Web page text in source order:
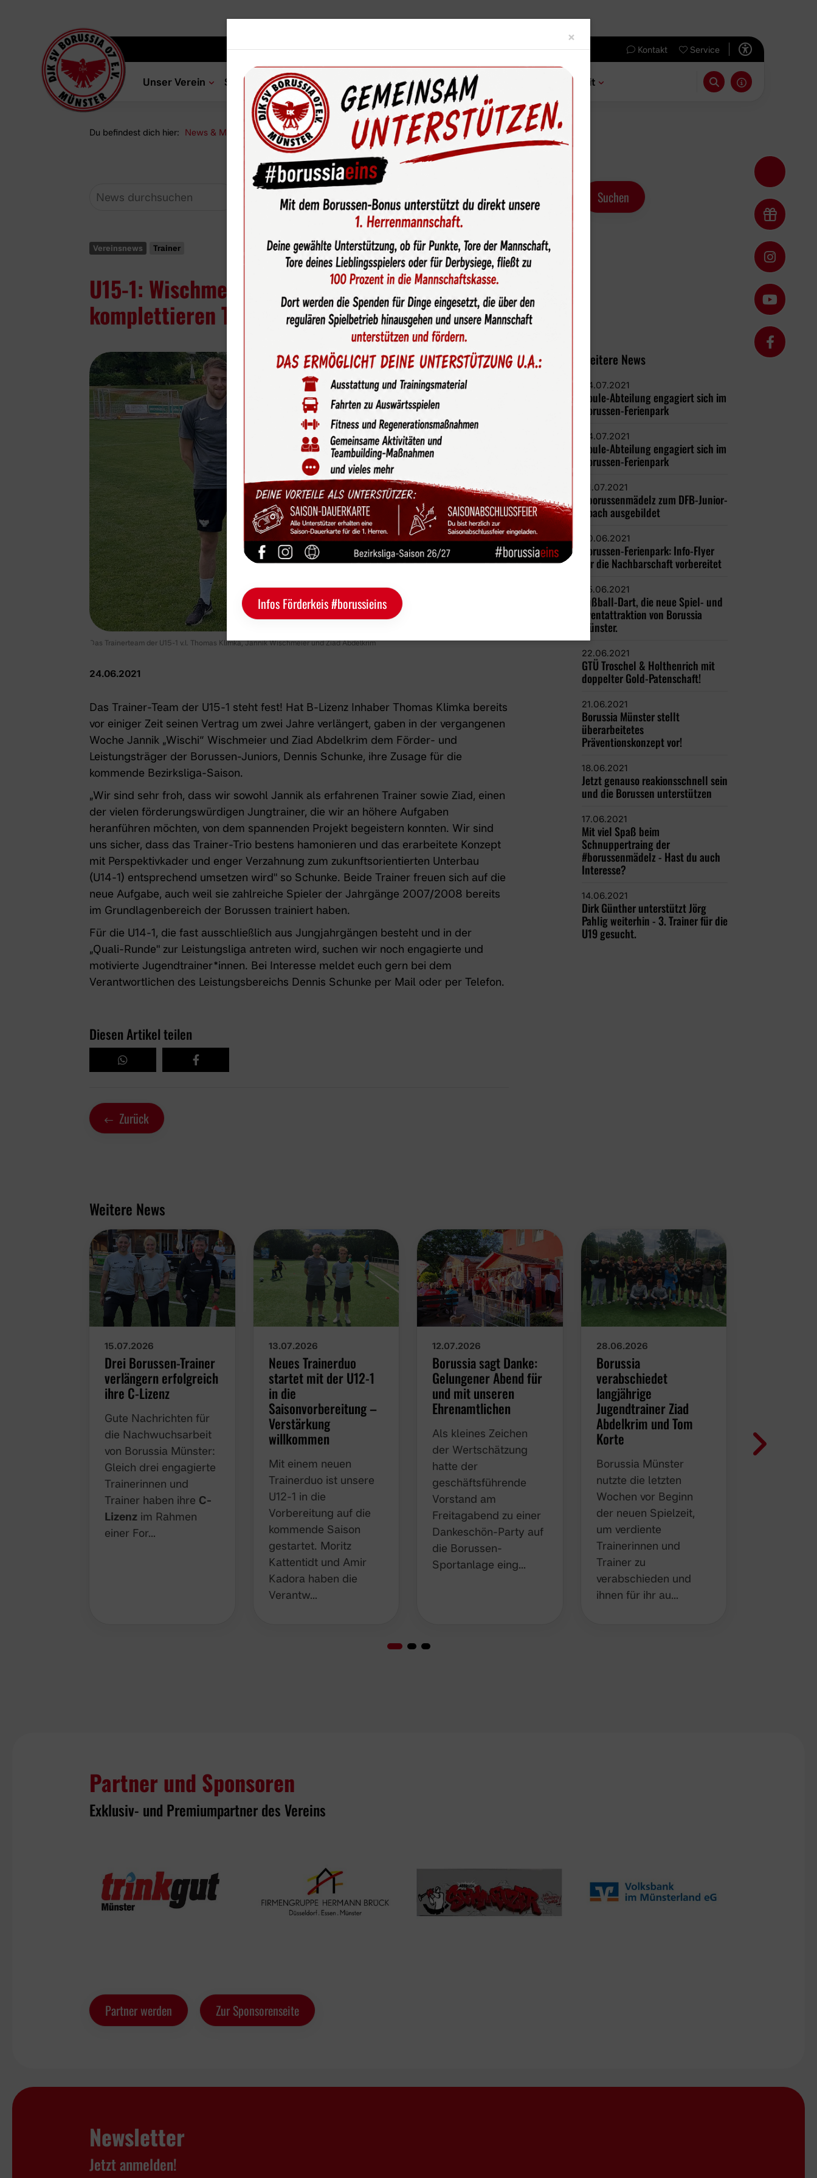
Kontakt Service
Unser Verein Sportangebot News & Media Service Sponsoren Fun & Freizeit
Du befindest dich hier: News & Media Newsroom U15-1: Wischmeier und Abdelkrim komplettieren Trainer-Team
Vereinsnews Trainer
U15-1: Wischmeier und Abdelkrim
komplettieren Trainer-Team
Das Trainerteam der U15-1 v.l. Thomas Klimka, Jannik Wischmeier und Ziad Abdelkrim
24.06.2021
Das Trainer-Team der U15-1 steht fest! Hat B-Lizenz Inhaber Thomas Klimka bereits
vor einiger Zeit seinen Vertrag um zwei Jahre verlängert, gaben in der vergangenen
Woche Jannik „Wischi“ Wischmeier und Ziad Abdelkrim dem Förder- und
Leistungsträger der Borussen-Juniors, Dennis Schunke, ihre Zusage für die
kommende Bezirksliga-Saison.
„Wir sind sehr froh, dass wir sowohl Jannik als erfahrenen Trainer sowie Ziad, einen
der vielen förderungswürdigen Jungtrainer, die wir an höhere Aufgaben
heranführen möchten, von dem spannenden Projekt begeistern konnten. Wir sind
uns sicher, dass das Trainer-Trio bestens hamonieren und das erarbeitete Konzept
mit Perspektivkader und enger Verzahnung zum zukunftsorientierten Unterbau
(U14-1) entsprechend umsetzen wird" so Schunke. Beide Trainer freuen sich auf die
neue Aufgabe, auch weil sie zahlreiche Spieler der Jahrgänge 2007/2008 bereits
im Grundlagenbereich der Borussen trainiert haben.
Für die U14-1, die fast ausschließlich aus Jungjahrgängen besteht und in der
„Quali-Runde" zur Leistungsliga antreten wird, suchen wir noch engagierte und
motivierte Jugendtrainer*innen. Bei Interesse meldet euch gern bei dem
Verantwortlichen des Leistungsbereichs Dennis Schunke per Mail oder per Telefon.
Diesen Artikel teilen
Zurück
Weitere News
04.07.2021
Boule-Abteilung engagiert sich im
Borussen-Ferienpark
04.07.2021
Boule-Abteilung engagiert sich im
Borussen-Ferienpark
01.07.2021
#borussenmädelz zum DFB-Junior-
Coach ausgebildet
30.06.2021
Borussen-Ferienpark: Info-Flyer
für die Nachbarschaft vorbereitet
25.06.2021
Fußball-Dart, die neue Spiel- und
Eventattraktion von Borussia
Münster.
22.06.2021
GTÜ Troschel & Holthenrich mit
doppelter Gold-Patenschaft!
21.06.2021
Borussia Münster stellt
überarbeitetes
Präventionskonzept vor!
18.06.2021
Jetzt genauso reakionsschnell sein
und die Borussen unterstützen
17.06.2021
Mit viel Spaß beim
Schnuppertraing der
#borussenmädelz - Hast du auch
Interesse?
14.06.2021
Dirk Günther unterstützt Jörg
Pahlig weiterhin - 3. Trainer für die
U19 gesucht.
Weitere News
15.07.2026
Drei Borussen-Trainer
verlängern erfolgreich
ihre C-Lizenz
Gute Nachrichten für
die Nachwuchsarbeit
von Borussia Münster:
Gleich drei engagierte
Trainerinnen und
Trainer haben ihre C-
Lizenz im Rahmen
einer For…
13.07.2026
Neues Trainerduo
startet mit der U12-1
in die
Saisonvorbereitung –
Verstärkung
willkommen
Mit einem neuen
Trainerduo ist unsere
U12-1 in die
Vorbereitung auf die
kommende Saison
gestartet. Moritz
Kattentidt und Amir
Kadora haben die
Verantw…
12.07.2026
Borussia sagt Danke:
Gelungener Abend für
und mit unseren
Ehrenamtlichen
Als kleines Zeichen der
Wertschätzung hatte
der geschäftsführende
Vorstand am
Freitagabend zu einer
Dankeschön-Party auf
die Borussen-
Sportanlage eing…
28.06.2026
Borussia
verabschiedet
langjährige
Jugendtrainer Ziad
Abdelkrim und Tom
Korte
Borussia Münster
nutzte die letzten
Wochen vor Beginn
der neuen Spielzeit,
um verdiente
Trainerinnen und
Trainer zu
verabschieden und
ihnen für ihr au…
Partner und Sponsoren
Exklusiv- und Premiumpartner des Vereins
Partner werden Zur Sponsorenseite
Newsletter
Jetzt anmelden!
× Close
Infos Förderkeis #borussieins